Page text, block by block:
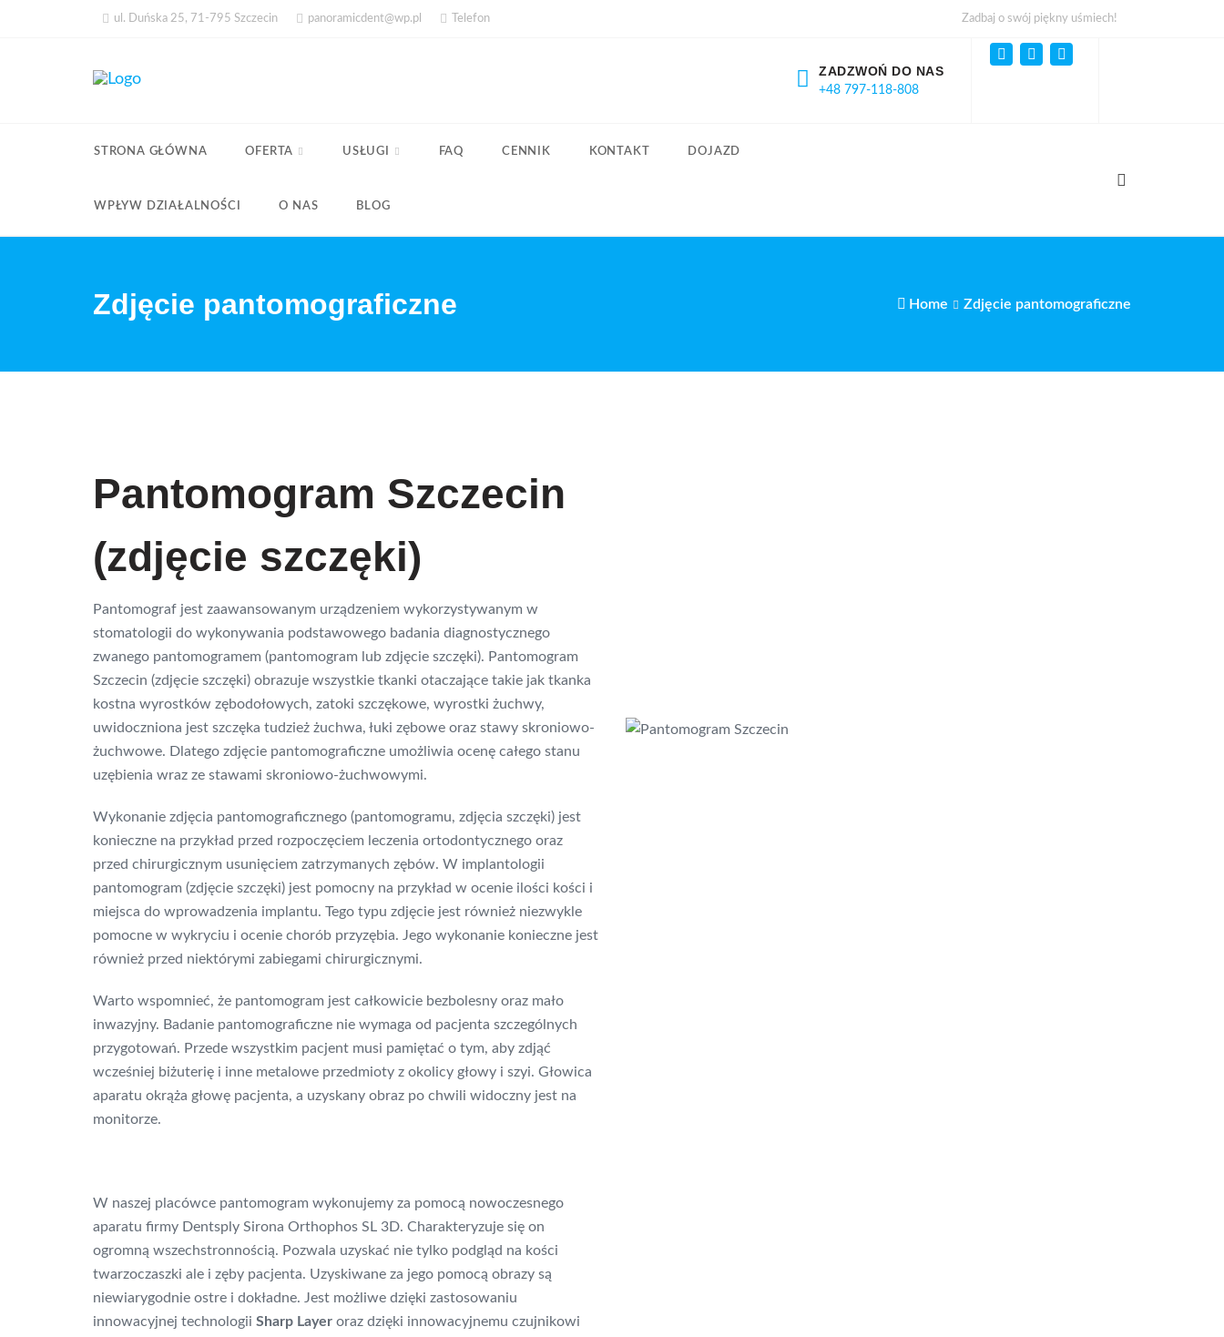
ul. Duńska 25, 71-795 Szczecin panoramicdent@wp.pl Telefon Zadbaj o swój piękny uśmiech!
ZADZWOŃ DO NAS
+48 797-118-808
STRONA GŁÓWNA OFERTA USŁUGI FAQ CENNIK KONTAKT DOJAZD
WPŁYW DZIAŁALNOŚCI O NAS BLOG
Zdjęcie pantomograficzne Home Zdjęcie pantomograficzne
Pantomogram Szczecin
(zdjęcie szczęki)
Pantomograf jest zaawansowanym urządzeniem wykorzystywanym w
stomatologii do wykonywania podstawowego badania diagnostycznego
zwanego pantomogramem (pantomogram lub zdjęcie szczęki). Pantomogram
Szczecin (zdjęcie szczęki) obrazuje wszystkie tkanki otaczające takie jak tkanka
kostna wyrostków zębodołowych, zatoki szczękowe, wyrostki żuchwy,
uwidoczniona jest szczęka tudzież żuchwa, łuki zębowe oraz stawy skroniowo-
żuchwowe. Dlatego zdjęcie pantomograficzne umożliwia ocenę całego stanu
uzębienia wraz ze stawami skroniowo-żuchwowymi.
Wykonanie zdjęcia pantomograficznego (pantomogramu, zdjęcia szczęki) jest
konieczne na przykład przed rozpoczęciem leczenia ortodontycznego oraz
przed chirurgicznym usunięciem zatrzymanych zębów. W implantologii
pantomogram (zdjęcie szczęki) jest pomocny na przykład w ocenie ilości kości i
miejsca do wprowadzenia implantu. Tego typu zdjęcie jest również niezwykle
pomocne w wykryciu i ocenie chorób przyzębia. Jego wykonanie konieczne jest
również przed niektórymi zabiegami chirurgicznymi.
Warto wspomnieć, że pantomogram jest całkowicie bezbolesny oraz mało
inwazyjny. Badanie pantomograficzne nie wymaga od pacjenta szczególnych
przygotowań. Przede wszystkim pacjent musi pamiętać o tym, aby zdjąć
wcześniej biżuterię i inne metalowe przedmioty z okolicy głowy i szyi. Głowica
aparatu okrąża głowę pacjenta, a uzyskany obraz po chwili widoczny jest na
monitorze.
W naszej placówce pantomogram wykonujemy za pomocą nowoczesnego
aparatu firmy Dentsply Sirona Orthophos SL 3D. Charakteryzuje się on
ogromną wszechstronnością. Pozwala uzyskać nie tylko podgląd na kości
twarzoczaszki ale i zęby pacjenta. Uzyskiwane za jego pomocą obrazy są
niewiarygodnie ostre i dokładne. Jest możliwe dzięki zastosowaniu
innowacyjnej technologii Sharp Layer oraz dzięki innowacyjnemu czujnikowi